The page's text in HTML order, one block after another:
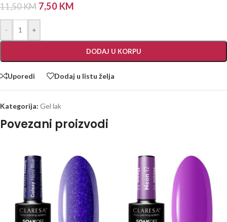
11,50KM 7,50 KM
- +
DODAJ U KORPU
Uporedi Dodaj u listu želja
Kategorija: Gel lak
Povezani proizvodi